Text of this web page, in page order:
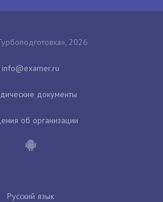
2026
документы
об организации
Русский язык